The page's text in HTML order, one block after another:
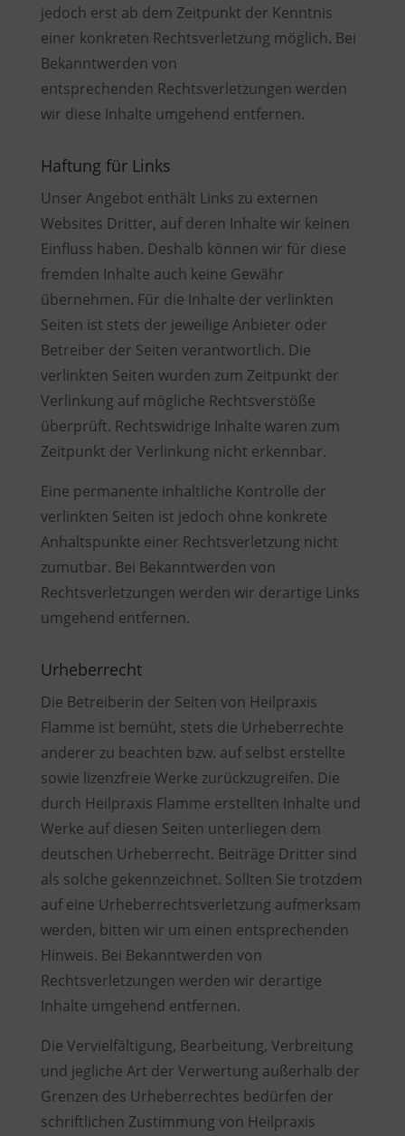
jedoch erst ab dem Zeitpunkt der Kenntnis
einer konkreten Rechtsverletzung möglich. Bei
Bekanntwerden von
entsprechenden Rechtsverletzungen werden
wir diese Inhalte umgehend entfernen.
Haftung für Links
Unser Angebot enthält Links zu externen
Websites Dritter, auf deren Inhalte wir keinen
Einfluss haben. Deshalb können wir für diese
fremden Inhalte auch keine Gewähr
übernehmen. Für die Inhalte der verlinkten
Seiten ist stets der jeweilige Anbieter oder
Betreiber der Seiten verantwortlich. Die
verlinkten Seiten wurden zum Zeitpunkt der
Verlinkung auf mögliche Rechtsverstöße
überprüft. Rechtswidrige Inhalte waren zum
Zeitpunkt der Verlinkung nicht erkennbar.
Eine permanente inhaltliche Kontrolle der
verlinkten Seiten ist jedoch ohne konkrete
Anhaltspunkte einer Rechtsverletzung nicht
zumutbar. Bei Bekanntwerden von
Rechtsverletzungen werden wir derartige Links
umgehend entfernen.
Urheberrecht
Die Betreiberin der Seiten von Heilpraxis
Flamme ist bemüht, stets die Urheberrechte
anderer zu beachten bzw. auf selbst erstellte
sowie lizenzfreie Werke zurückzugreifen. Die
durch Heilpraxis Flamme erstellten Inhalte und
Werke auf diesen Seiten unterliegen dem
deutschen Urheberrecht. Beiträge Dritter sind
als solche gekennzeichnet. Sollten Sie trotzdem
auf eine Urheberrechtsverletzung aufmerksam
werden, bitten wir um einen entsprechenden
Hinweis. Bei Bekanntwerden von
Rechtsverletzungen werden wir derartige
Inhalte umgehend entfernen.
Die Vervielfältigung, Bearbeitung, Verbreitung
und jegliche Art der Verwertung außerhalb der
Grenzen des Urheberrechtes bedürfen der
schriftlichen Zustimmung von Heilpraxis